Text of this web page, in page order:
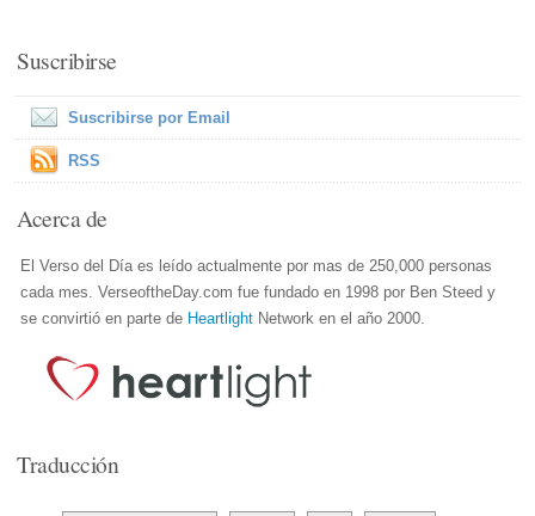
Suscribirse
Suscribirse por Email
RSS
Acerca de
El Verso del Día es leído actualmente por mas de 250,000 personas
cada mes. VerseoftheDay.com fue fundado en 1998 por Ben Steed y
se convirtió en parte de Heartlight Network en el año 2000.
Traducción